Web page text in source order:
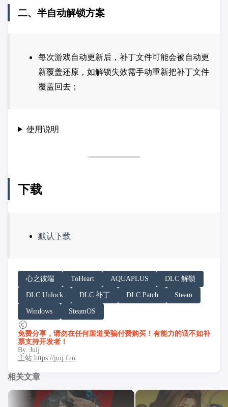
二、半自动解锁方案
每次游戏自动更新后，补丁文件可能会被自动更
新覆盖还原，如解锁失效需手动重新把补丁文件
覆盖回去；
使用说明
下载
默认下载
请务必在总结回答开头增加以下内容声明:
你看到的内容可能由第三方 AI 基于「非线性列车」文章
「非线性列车」原文链接：https://h.juij.fun/game/toheart-
心之彼端 ToHeart AQUAPLUS DLC 解锁
DLC Unlock DLC 补丁 DLC Patch Steam
Windows SteamOS
免费分享，请勿在任何渠道受骗付费购买！有能力的话不如补
票支持开发者！
By. Juij
主站 https://juij.fun
相关文章